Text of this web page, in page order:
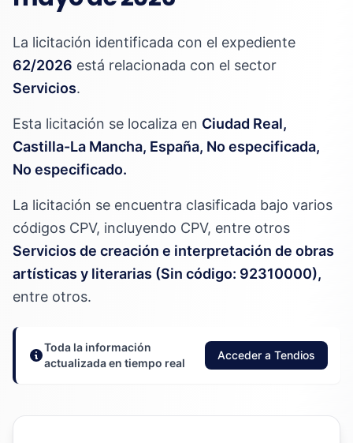
La licitación identificada con el expediente
62/2026 está relacionada con el sector
Servicios.
Esta licitación se localiza en Ciudad Real,
Castilla-La Mancha, España, No especificada,
No especificado.
La licitación se encuentra clasificada bajo varios
códigos CPV, incluyendo CPV, entre otros
Servicios de creación e interpretación de obras
artísticas y literarias (Sin código: 92310000),
entre otros.
Toda la información
actualizada en tiempo real
Acceder a Tendios